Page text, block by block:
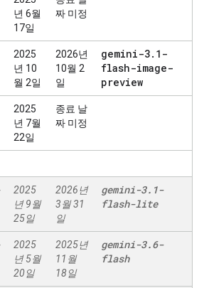
년 6월
17일
짜 미정
2025
년 10
월 2일
2026년
10월 2
일
gemini-3. 1-
flash-image-
preview
2025
년 7월
22일
종료 날
짜 미정
2025
년 9월
25일
2026년
3월 31
일
gemini-3. 1-
flash-lite
2025
년 5월
20일
2025년
11월
18일
gemini-3.6-
flash